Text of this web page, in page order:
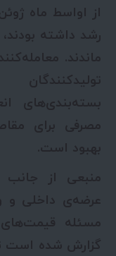
رشد داشته
ماندند.
بسته‌بندی‌های
مصرفی برای
بهبود است.
منبعی از
عرضه‌ی داخلی و
مسئله قیمت‌های
گزارش شده است